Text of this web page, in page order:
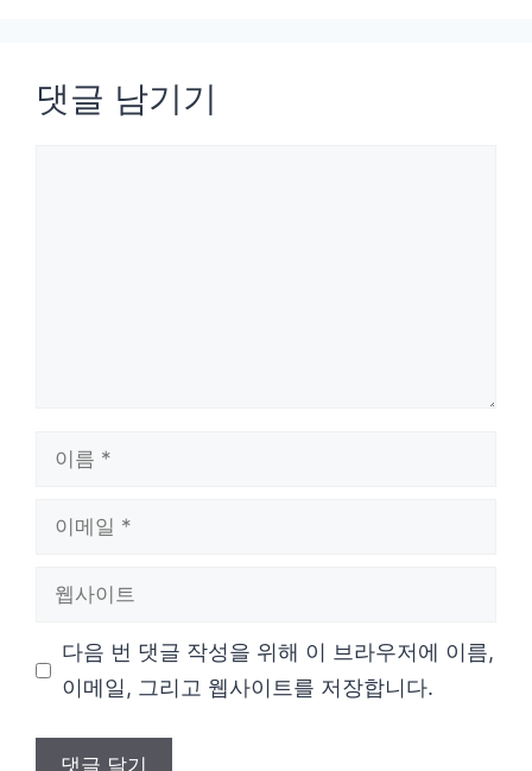
댓글 남기기
다음 번 댓글 작성을 위해 이 브라우저에 이름,
이메일, 그리고 웹사이트를 저장합니다.